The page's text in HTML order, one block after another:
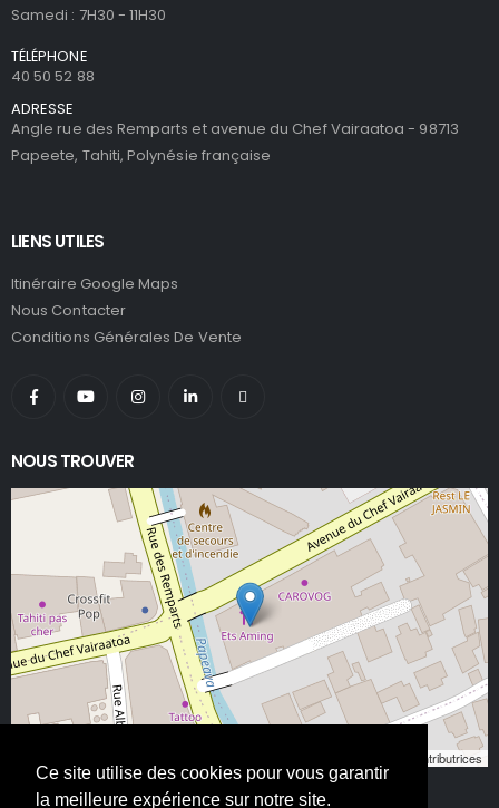
Ce site utilise des cookies pour vous garantir
la meilleure expérience sur notre site.
Samedi : 7H30 - 11H30
TÉLÉPHONE
40 50 52 88
ADRESSE
Angle rue des Remparts et avenue du Chef Vairaatoa - 98713
Papeete, Tahiti, Polynésie française
LIENS UTILES
Itinéraire Google Maps
Nous Contacter
Conditions Générales De Vente
NOUS TROUVER
contributeurs/contributrices